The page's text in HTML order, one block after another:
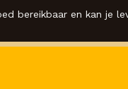
bereikbaar en kan je